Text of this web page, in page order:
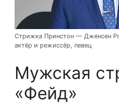
Стрижка Принстон — Дженсен
актёр и режиссёр, певец
Мужская
«Фейд»